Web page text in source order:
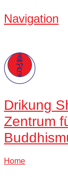
Navigation
Drikung
Zentrum
Home